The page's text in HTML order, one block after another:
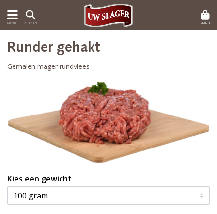
MENU ZOEKEN MAND
Runder gehakt
Gemalen mager rundvlees
Kies een gewicht